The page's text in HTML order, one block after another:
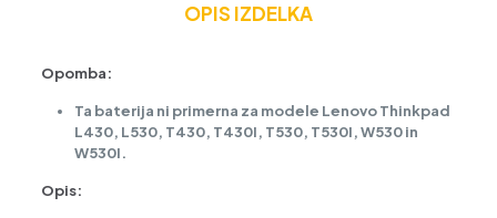
OPIS IZDELKA
Opomba:
Ta baterija ni primerna za modele Lenovo Thinkpad
L430, L530, T430, T430I, T530, T530I, W530 in
W530I.
Opis: